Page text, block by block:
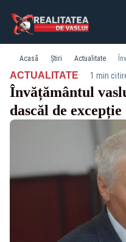
Acasă Știri Actualitate
ACTUALITATE· 1 min
Învățământul
dascăl de excepție